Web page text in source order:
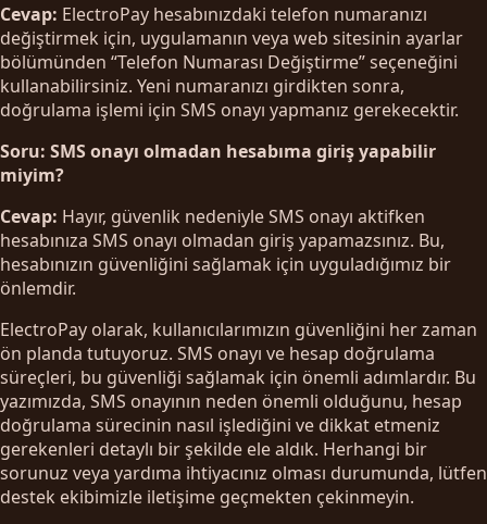
Cevap: ElectroPay hesabınızdaki telefon numaranızı
değiştirmek için, uygulamanın veya web sitesinin ayarlar
bölümünden “Telefon Numarası Değiştirme” seçeneğini
kullanabilirsiniz. Yeni numaranızı girdikten sonra,
doğrulama işlemi için SMS onayı yapmanız gerekecektir.
Soru: SMS onayı olmadan hesabıma giriş yapabilir
miyim?
Cevap: Hayır, güvenlik nedeniyle SMS onayı aktifken
hesabınıza SMS onayı olmadan giriş yapamazsınız. Bu,
hesabınızın güvenliğini sağlamak için uyguladığımız bir
önlemdir.
ElectroPay olarak, kullanıcılarımızın güvenliğini her zaman
ön planda tutuyoruz. SMS onayı ve hesap doğrulama
süreçleri, bu güvenliği sağlamak için önemli adımlardır. Bu
yazımızda, SMS onayının neden önemli olduğunu, hesap
doğrulama sürecinin nasıl işlediğini ve dikkat etmeniz
gerekenleri detaylı bir şekilde ele aldık. Herhangi bir
sorunuz veya yardıma ihtiyacınız olması durumunda, lütfen
destek ekibimizle iletişime geçmekten çekinmeyin.